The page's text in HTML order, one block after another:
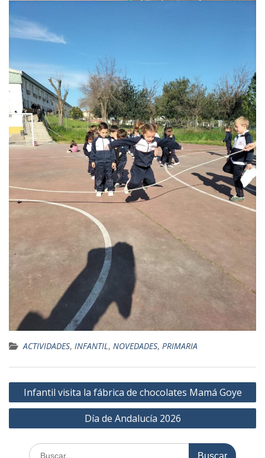
ACTIVIDADES, INFANTIL , NOVEDADES, PRIMARIA
Navegación
de
Infantil visita la fábrica de chocolates Mamá Goye
Día de Andalucía 2026
Buscar: